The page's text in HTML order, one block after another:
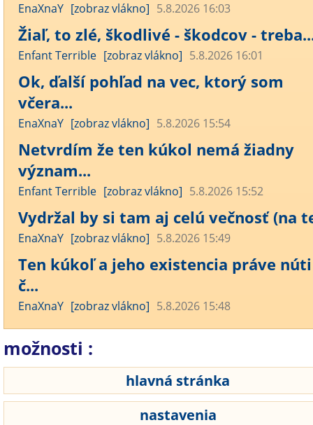
EnaXnaY [zobraz vlákno] 5.8.2026 16:03
Žiaľ, to zlé, škodlivé - škodcov -
Enfant Terrible [zobraz vlákno] 5.8.2026 16:01
Ok, ďalší pohľad na vec, ktorý som
včera...
EnaXnaY [zobraz vlákno] 5.8.2026 15:54
Netvrdím že ten kúkol nemá žiadny
význam...
Enfant Terrible [zobraz vlákno] 5.8.2026 15:52
Vydržal by si tam aj celú večnosť (na
EnaXnaY [zobraz vlákno] 5.8.2026 15:49
Ten kúkoľ a jeho existencia práve núti
č...
EnaXnaY [zobraz vlákno] 5.8.2026 15:48
možnosti :
hlavná stránka
nastavenia